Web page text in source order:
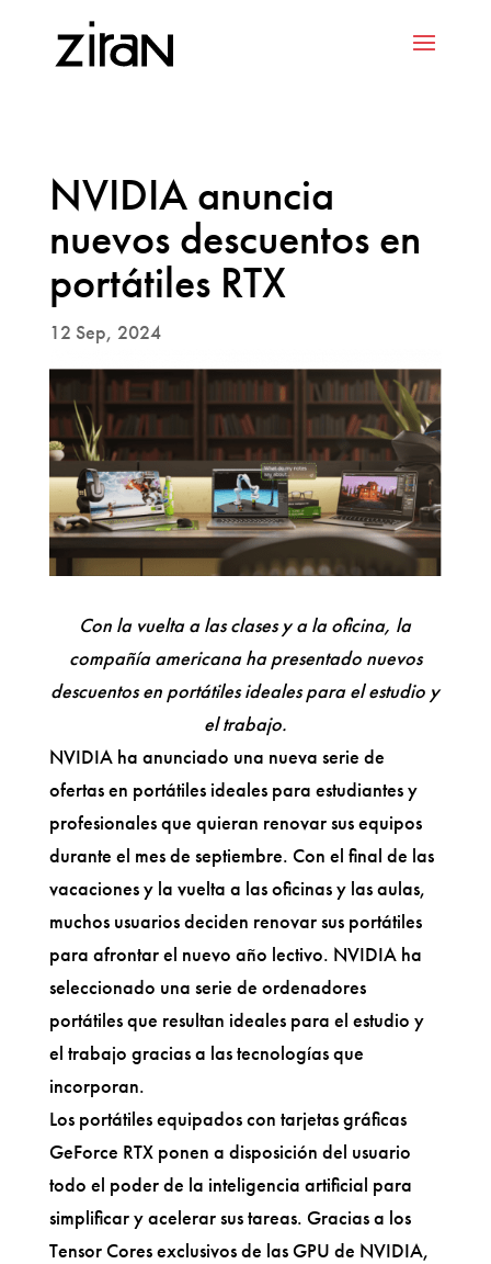
NVIDIA anuncia
nuevos descuentos en
portátiles RTX
12 Sep, 2024
Con la vuelta a las clases y a la oficina, la
compañía americana ha presentado nuevos
descuentos en portátiles ideales para el estudio y
el trabajo.
NVIDIA ha anunciado una nueva serie de
ofertas en portátiles ideales para estudiantes y
profesionales que quieran renovar sus equipos
durante el mes de septiembre. Con el final de las
vacaciones y la vuelta a las oficinas y las aulas,
muchos usuarios deciden renovar sus portátiles
para afrontar el nuevo año lectivo. NVIDIA ha
seleccionado una serie de ordenadores
portátiles que resultan ideales para el estudio y
el trabajo gracias a las tecnologías que
incorporan.
Los portátiles equipados con tarjetas gráficas
GeForce RTX ponen a disposición del usuario
todo el poder de la inteligencia artificial para
simplificar y acelerar sus tareas. Gracias a los
Tensor Cores exclusivos de las GPU de NVIDIA,